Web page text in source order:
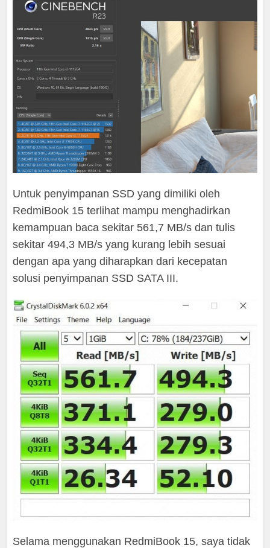
Untuk penyimpanan SSD yang dimiliki oleh
RedmiBook 15 terlihat mampu menghadirkan
kemampuan baca sekitar 561,7 MB/s dan tulis
sekitar 494,3 MB/s yang kurang lebih sesuai
dengan apa yang diharapkan dari kecepatan
solusi penyimpanan SSD SATA III.
Selama menggunakan RedmiBook 15, saya tidak